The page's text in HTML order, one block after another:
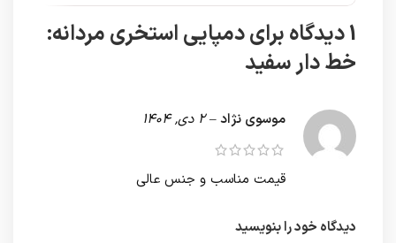
1 دیدگاه برای
دمپایی استخری مردانه:
خط دار سفید
موسوی نژاد– 2 دی, 1404
قیمت مناسب و جنس عالی
دیدگاه خود را بنویسید